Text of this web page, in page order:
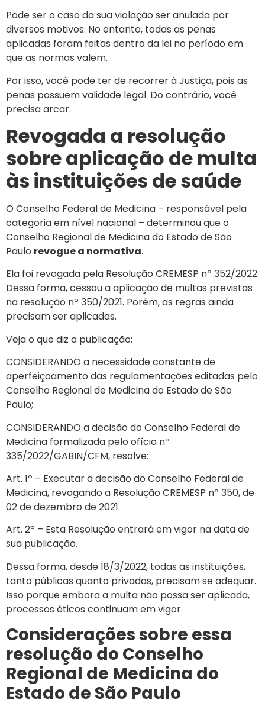
Pode ser o caso da sua violação ser anulada por
diversos motivos. No entanto, todas as penas
aplicadas foram feitas dentro da lei no período em
que as normas valem.
Por isso, você pode ter de recorrer à Justiça, pois as
penas possuem validade legal. Do contrário, você
precisa arcar.
Revogada a resolução
sobre aplicação de multa
às instituições de saúde
O Conselho Federal de Medicina – responsável pela
categoria em nível nacional – determinou que o
Conselho Regional de Medicina do Estado de São
Paulo revogue a normativa.
Ela foi revogada pela Resolução CREMESP nº 352/2022.
Dessa forma, cessou a aplicação de multas previstas
na resolução nº 350/2021. Porém, as regras ainda
precisam ser aplicadas.
Veja o que diz a publicação:
CONSIDERANDO a necessidade constante de
aperfeiçoamento das regulamentações editadas pelo
Conselho Regional de Medicina do Estado de São
Paulo;
CONSIDERANDO a decisão do Conselho Federal de
Medicina formalizada pelo ofício nº
335/2022/GABIN/CFM, resolve:
Art. 1º – Executar a decisão do Conselho Federal de
Medicina, revogando a Resolução CREMESP nº 350, de
02 de dezembro de 2021.
Art. 2º – Esta Resolução entrará em vigor na data de
sua publicação.
Dessa forma, desde 18/3/2022, todas as instituições,
tanto públicas quanto privadas, precisam se adequar.
Isso porque embora a multa não possa ser aplicada,
processos éticos continuam em vigor.
Considerações sobre essa
resolução do Conselho
Regional de Medicina do
Estado de São Paulo